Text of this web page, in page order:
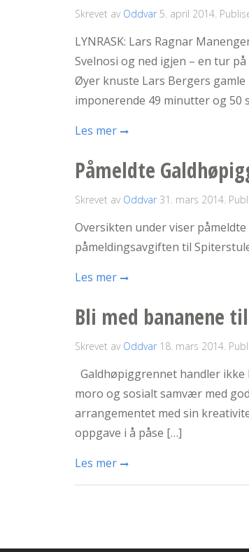
Skrevet av Oddvar 5. april 2014.
LYNRASK: Lars Ragnar
Svelnosi og ned igjen – en tur
Øyer knuste Lars Bergers
imponerende 49 minutter og
Les mer
Påmeldte
Skrevet av Oddvar 31. mars 2014.
Oversikten under viser
påmeldingsavgiften til
Les mer
Bli med bananene
Skrevet av Oddvar 18. mars 2014.
Galdhøpiggrennet handler ikke
moro og sosialt samvær med
arrangementet med sin
oppgave i å påse […]
Les mer